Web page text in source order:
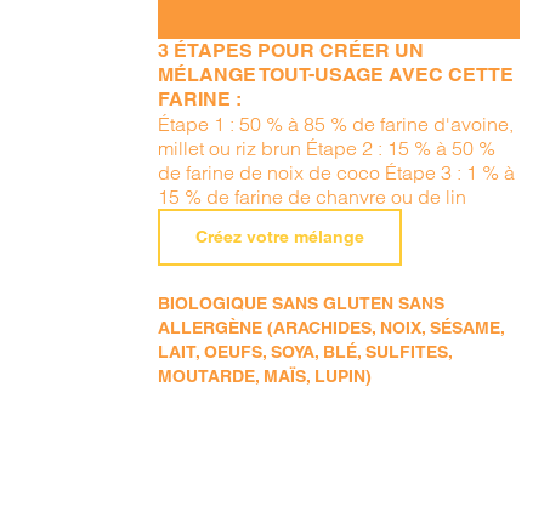
3 ÉTAPES POUR CRÉER UN
MÉLANGE TOUT-USAGE AVEC CETTE
FARINE :
Étape 1 : 50 % à 85 % de farine d'avoine,
millet ou riz brun Étape 2 : 15 % à 50 %
de farine de noix de coco Étape 3 : 1 % à
15 % de farine de chanvre ou de lin
Créez votre mélange
BIOLOGIQUE SANS GLUTEN SANS
ALLERGÈNE (ARACHIDES, NOIX, SÉSAME,
LAIT, OEUFS, SOYA, BLÉ, SULFITES,
MOUTARDE, MAÏS, LUPIN)